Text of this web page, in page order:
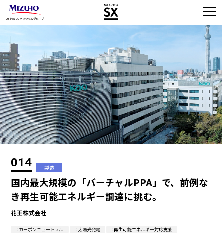
014 製造
国内最大規模の「バーチャルPPA」で、前例な
き再生可能エネルギー調達に挑む。
花王株式会社
#カーボンニュートラル #太陽光発電 #再生可能エネルギー対応支援